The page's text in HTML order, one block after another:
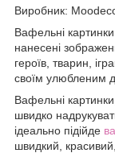
Виробник:
Вафельні
нанесені
героїв, тварин,
своїм улюбленим
Вафельні
швидко
ідеально підійде
швидкий,